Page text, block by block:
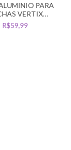
PARA
VERTIX
ROLO
R$59,99